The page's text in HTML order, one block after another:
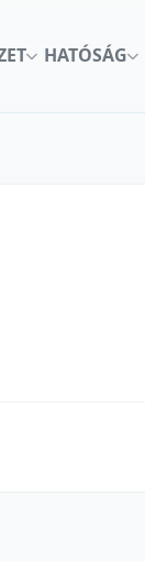
HATÓSÁG
emailben